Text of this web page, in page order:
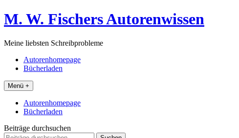
Zum
Inhalt
M. W. Fischers Autorenwissen
Meine liebsten Schreibprobleme
Autorenhomepage
Bücherladen
Menü +
Autorenhomepage
Bücherladen
Beiträge durchsuchen
Suchen